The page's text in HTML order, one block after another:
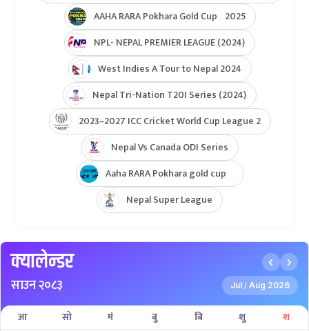
AAHA RARA Pokhara Gold Cup 2025
NPL- NEPAL PREMIER LEAGUE (2024)
West Indies A Tour to Nepal 2024
Nepal Tri-Nation T20I Series (2024)
2023–2027 ICC Cricket World Cup League 2
Nepal Vs Canada ODI Series
Aaha RARA Pokhara gold cup
Nepal Super League
क्यालेन्डर
साउन २०८३ Jul / Aug 2026
आ सो मं बु बि शु श